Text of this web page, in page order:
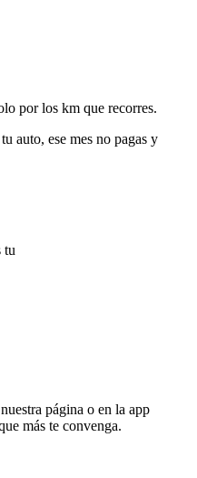
por los km que recorres.
auto, ese mes no pagas y
tu
página o en la app
más te convenga.